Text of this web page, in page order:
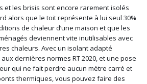
et les brisis sont encore rarement isolés
alors que le toit représente à lui seul 30%
de chaleur d’une maison et que les
deviennent vite inutilisables avec
chaleurs. Avec un isolant adapté
dernières normes RT 2020, et une pose
qui ne fait perdre aucun mètre carré et
thermiques, vous pouvez faire des